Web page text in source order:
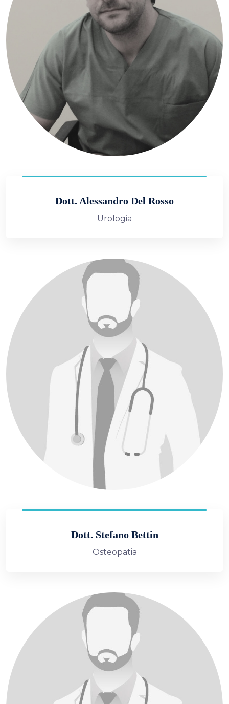
Dott. Alessandro Del Rosso
Urologia
Dott. Stefano Bettin
Osteopatia